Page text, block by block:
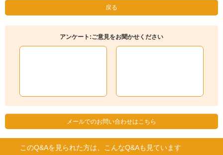
戻る
アンケート:ご意見をお聞かせください
メールでのお問い合わせはこちら
このQ&Aを見られた方は、こんなQ&Aも見ています